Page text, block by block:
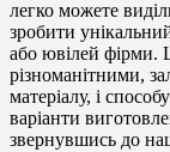
легко можете
зробити
або ювілей фірми.
різноманітними,
матеріалу, і
варіанти
звернувшись до